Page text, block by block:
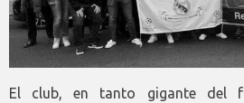
El club, en tanto gigante del